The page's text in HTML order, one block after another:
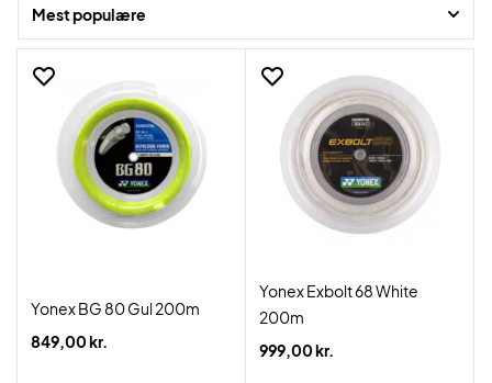
Mest populære
Yonex BG 80 Gul 200m
849,00 kr.
Yonex Exbolt 68 White
200m
999,00 kr.